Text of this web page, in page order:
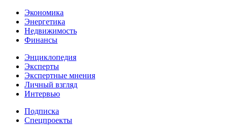
Экономика
Энергетика
Недвижимость
Финансы
Энциклопедия
Эксперты
Экспертные мнения
Личный взгляд
Интервью
Подписка
Спецпроекты